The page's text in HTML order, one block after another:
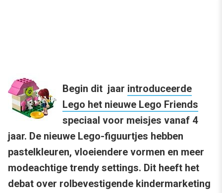
Begin dit jaar introduceerde
Lego het nieuwe Lego Friends
speciaal voor meisjes vanaf 4
jaar. De nieuwe Lego-figuurtjes hebben
pastelkleuren, vloeiendere vormen en meer
modeachtige trendy settings. Dit heeft het
debat over rolbevestigende kindermarketing